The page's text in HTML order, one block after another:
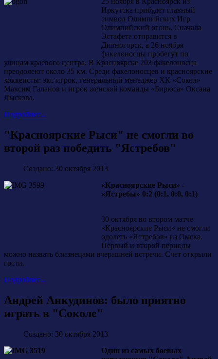
Иркутска прибудет главный
символ Олимпийских Игр
Олимпийский огонь. Сначала
Эстафета отправится в
Дивногорск, а 26 ноября
факелоносцы пробегут по
улицам краевого центра. В Красноярске 203 факелоносца
преодолеют около 35 км. Среди факелоносцев и красноярские
хоккеисты: экс-игрок, генеральный менеджер ХК «Сокол»
Максим Галанов и игрок женской команды «Бирюса» Оксана
Лыскова.
Подробнее...
"Красноярские Рыси" не смогли во
второй раз победить "Ястребов"
Создано: 30 октября 2013
«Красноярские Рыси» -
«Ястребы» 0:2 (0:1, 0:0, 0:1)
30 октября во втором матче
«Красноярские Рыси» не смогли
одолеть «Ястребов» из Омска.
Первый и второй периоды
можно назвать близнецами вчерашней встречи. Счет открыли
гости.
Подробнее...
Андрей Анкудинов: было приятно
играть в "Соколе"
Создано: 30 октября 2013
Один из самых боевых